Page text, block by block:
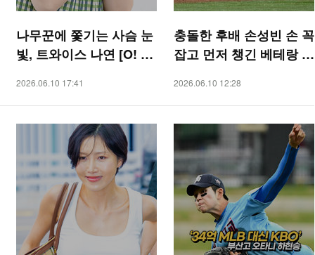
나무꾼에 쫓기는 사슴 눈
빛, 트와이스 나연 [O! ST
2026.06.10 17:41
충돌한 후배 손성빈 손 꼭
잡고 먼저 챙긴 베테랑 양
S 숏폼]
2026.06.10 12:28